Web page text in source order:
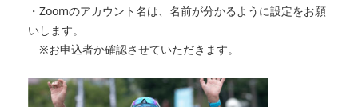
・Zoomのアカウント名は、名前が分かるように設定をお願
いします。
※お申込者か確認させていただきます。